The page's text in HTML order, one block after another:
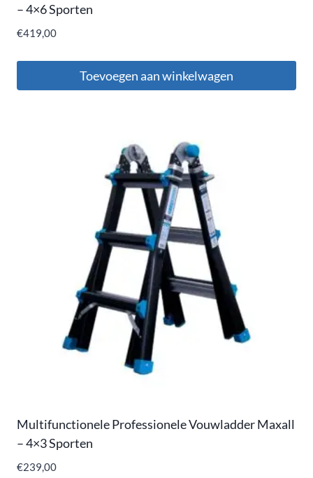
– 4×6 Sporten
€419,00
Toevoegen aan winkelwagen
Multifunctionele Professionele Vouwladder Maxall
– 4×3 Sporten
€239,00